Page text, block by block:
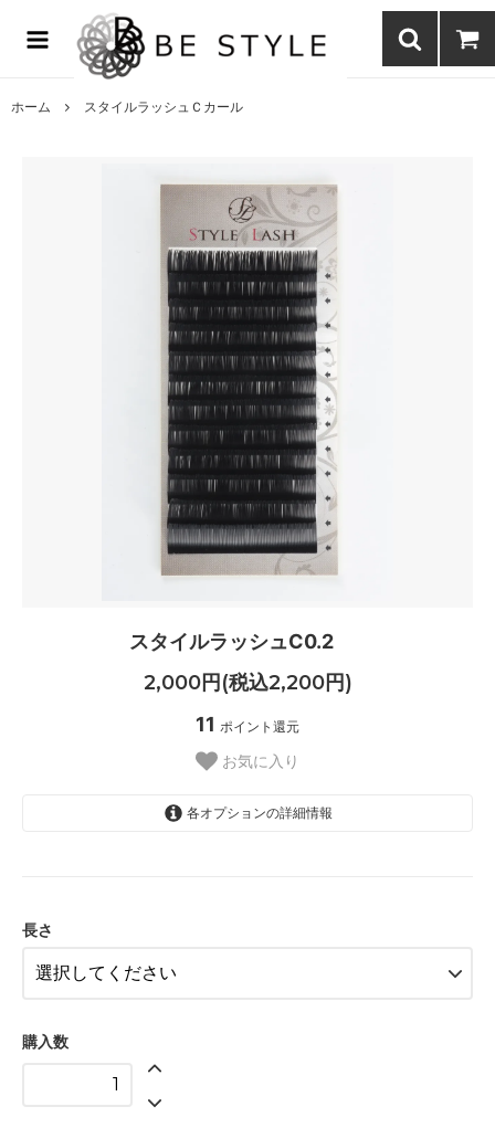
まつげエクステ商材の通販・まつげパーマ・ボディジュエリーなどまつ
げ商材・美容商材の通販｜BE STYLE beauty shop
ホーム スタイルラッシュＣカール
スタイルラッシュC0.2
2,000円(税込2,200円)
11 ポイント還元
お気に入り
各オプションの詳細情報
長さ
購入数